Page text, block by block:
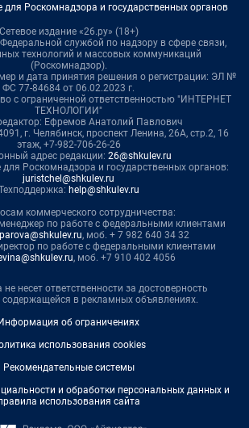
Роскомнадзора и государственных органов
Сетевое издание «26.ру» (18+)
службой по надзору в сфере связи,
технологий и массовых коммуникаций
(Роскомнадзор).
и дата принятия решения о регистрации: ЭЛ №
ФС 77-84684 от 06.02.2023 г.
с ограниченной ответственностью "ИНТЕРНЕТ
ТЕХНОЛОГИИ"
Ефремов Анатолий Павлович
г. Челябинск, проспект Ленина, 26А, стр.2, 16
этаж, +7-982-706-26-26
адрес редакции: 26@shkulev.ru
Роскомнадзора и государственных органов:
juristchel@shkulev.ru
help@shkulev.ru
коммерческого сотрудничества:
по работе с федеральными клиентами
, моб. + 7 982 640 34 32
по работе с федеральными клиентами
, моб. +7 910 402 4056
несет ответственности за достоверность
в рекламных объявлениях.
об ограничениях
использования cookies
Рекомендательные системы
и обработки персональных данных и
использования сайта